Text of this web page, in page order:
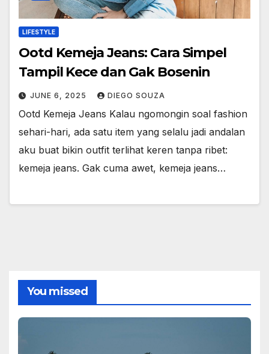
LIFESTYLE
Ootd Kemeja Jeans: Cara Simpel
Tampil Kece dan Gak Bosenin
JUNE 6, 2025 DIEGO SOUZA
Ootd Kemeja Jeans Kalau ngomongin soal fashion
sehari-hari, ada satu item yang selalu jadi andalan
aku buat bikin outfit terlihat keren tanpa ribet:
kemeja jeans. Gak cuma awet, kemeja jeans…
You missed